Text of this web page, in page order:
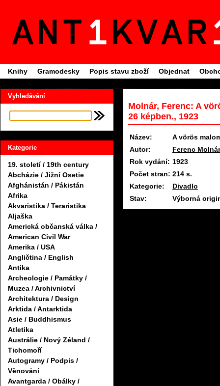
Knihy Gramodesky Popis stavu zboží Objednat
Vyhledávání
Kategorie
19. století / 19th century
Abcházie / Jižní Osetie
Afghánistán / Pákistán
Afrika
Akvaristika / Teraristika
Aljaška
Americká občanská válka /
American Civil War
Amerika / USA
Angličtina / English
Antika
Archeologie / Památky /
Muzea / Archivnictví
Architektura / Design
Arktida / Antarktida
Asie / Buddhismus
Atletika
Austrálie / Nový Zéland /
Tichomoří
Autogramy / Podpis /
Věnování
Avantgarda / Obálky /
Molnár, Ferenc: A
26 képben., 1923
Název:
A vörös
Autor:
Ferenc Molnár
Rok vydání: 1923
Počet stran: 214 s.
Kategorie:
Divadlo
Stav:
Výborná